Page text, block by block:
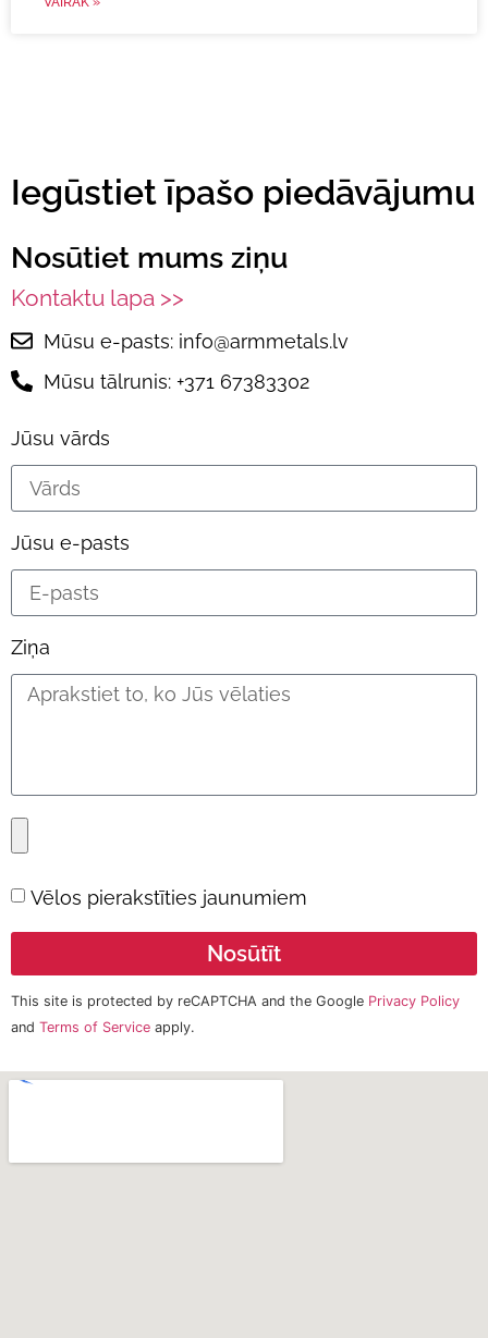
Iegūstiet īpašo piedāvājumu
Nosūtiet mums ziņu
Kontaktu lapa >>
Mūsu e-pasts: info@armmetals.lv
Mūsu tālrunis: +371 67383302
Jūsu vārds
Jūsu e-pasts
Ziņa
Vēlos pierakstīties jaunumiem
Nosūtīt
This site is protected by reCAPTCHA and the Google Privacy Policy
and Terms of Service apply.